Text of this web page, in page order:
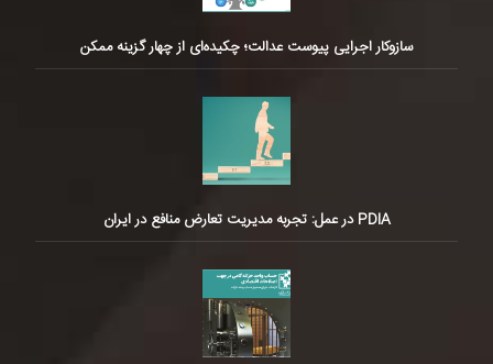
سازوکار اجرایی پیوست عدالت؛ چکیده‌ای از چهار گزینه ممکن
PDIA در عمل: تجربه مدیریت تعارض منافع در ایران